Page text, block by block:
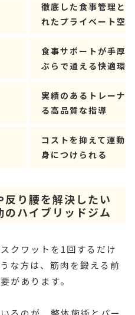
徹底した食事管理と
れたプライベート空間
食事サポートが手厚
ぶらで通える快適環境
実績のあるトレーナ
る高品質な指導
コストを抑えて運動
身につけられる
り腰を解決したい
ハイブリッドジム
クワットを1回するだけ
な方は、筋肉を鍛える前
があります。